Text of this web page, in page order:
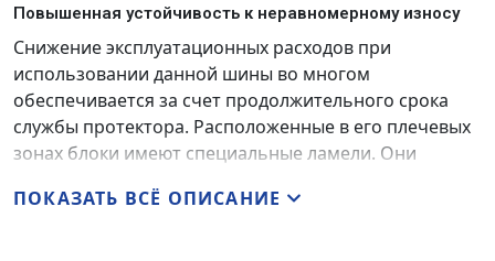
Повышенная устойчивость к неравномерному износу
Снижение эксплуатационных расходов при
использовании данной шины во многом
обеспечивается за счет продолжительного срока
службы протектора. Расположенные в его плечевых
зонах блоки имеют специальные ламели. Они
дорожной поверхности, что, в свою очередь,
ПОКАЗАТЬ ВСЁ ОПИСАНИЕ